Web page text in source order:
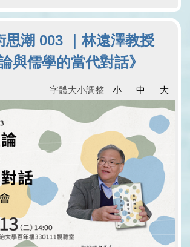
思潮 003 ｜林遠澤教授
與儒學的當代對話》
字體大小調整 小 中 大